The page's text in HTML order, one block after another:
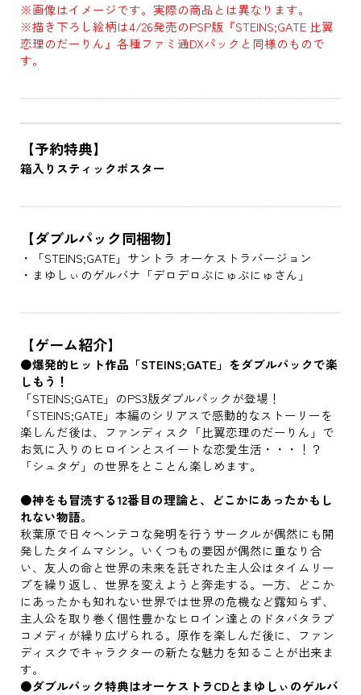
※画像はイメージです。実際の商品とは異なります。
※描き下ろし絵柄は4/26発売のPSP版『STEINS;GATE 比翼
恋理のだーりん』各種ファミ通DXパックと同様のもので
す。
【予約特典】
箱入りスティックポスター
【ダブルパック同梱物】
・「STEINS;GATE」サントラ オーケストラバージョン
・まゆしぃのゲルバナ「デロデロぶにゅぶにゅさん」
【ゲーム紹介】
●爆発的ヒット作品「STEINS;GATE」をダブルパックで楽
しもう！
「STEINS;GATE」のPS3版ダブルパックが登場！
「STEINS;GATE」本編のシリアスで感動的なストーリーを
楽しんだ後は、ファンディスク「比翼恋理のだーりん」で
お気に入りのヒロインとスイートな恋愛生活・・・！？
「シュタゲ」の世界をとことん楽しめます。
●神をも冒涜する12番目の理論と、どこかにあったかもし
れない物語。
秋葉原で日々ヘンテコな発明を行うサークルが偶然にも開
発したタイムマシン。いくつもの要因が偶然に重なり合
い、友人の命と世界の未来を託された主人公はタイムリー
プを繰り返し、世界を変えようと奔走する。一方、どこか
にあったかも知れない世界では世界の危機など露知らず、
主人公を取り巻く個性豊かなヒロイン達とのドタバタラブ
コメディが繰り広げられる。原作を楽しんだ後に、ファン
ディスクでキャラクターの新たな魅力を知ることが出来ま
す。
●ダブルパック特典はオーケストラCDとまゆしぃのゲルバ